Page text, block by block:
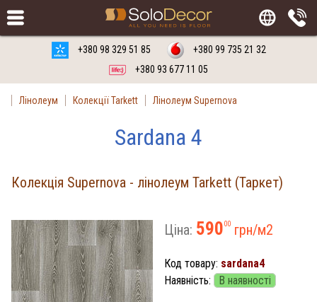
Замовити
Російська мова Українська мова
+380 98 329 51 85
+380 99 735 21 32
+380 93 677 11 05
Лінолеум Колекції Tarkett Лінолеум Supernova
Sardana 4
Колекція Supernova - лінолеум Tarkett (Таркет)
Ціна: 59000 грн/м2
Код товару: sardana4
Наявність:
В наявності